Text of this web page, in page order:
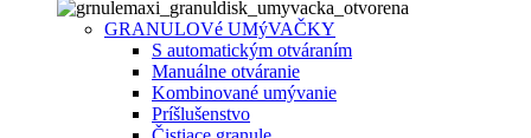
GRANULOVé UMýVAČKY
S automatickým otváraním
Manuálne otváranie
Kombinované umývanie
Príšlušenstvo